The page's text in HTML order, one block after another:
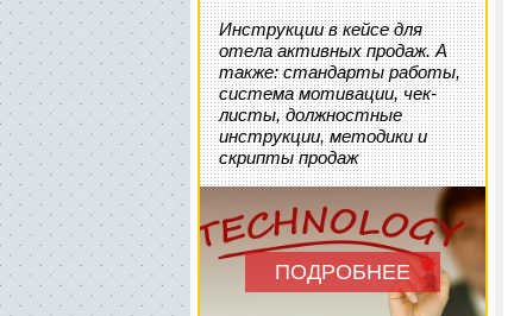
Инструкции в кейсе для
отела активных продаж. А
также: стандарты работы,
система мотивации, чек-
листы, должностные
инструкции, методики и
скрипты продаж
ПОДРОБНЕЕ